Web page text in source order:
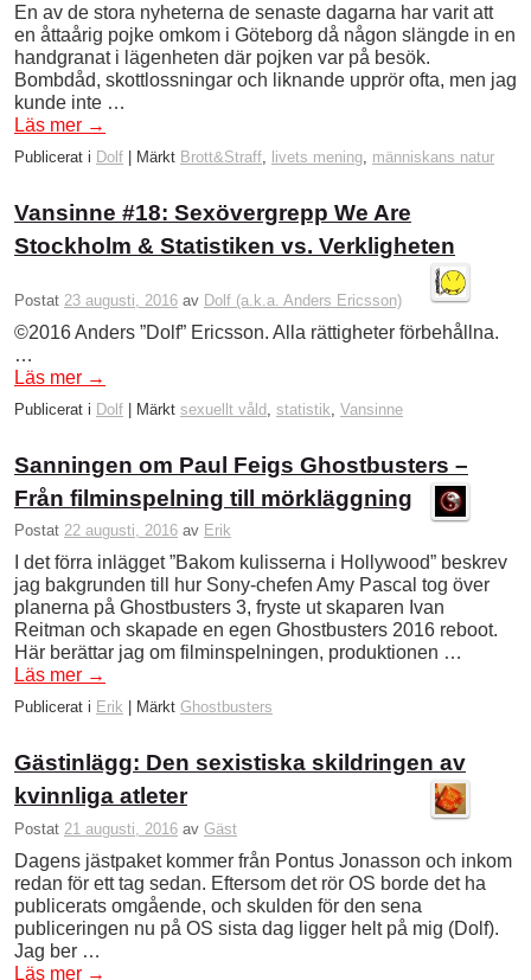
En av de stora nyheterna de senaste dagarna har varit att
en åttaårig pojke omkom i Göteborg då någon slängde in en
handgranat i lägenheten där pojken var på besök.
Bombdåd, skottlossningar och liknande upprör ofta, men jag
kunde inte …
Läs mer →
Publicerat i Dolf | Märkt Brott&Straff livets mening människans natur
Vansinne #18: Sexövergrepp We Are
Stockholm & Statistiken vs. Verkligheten
Postat 23 augusti, 2016 av Dolf (a.k.a. Anders Ericsson)
©2016 Anders ”Dolf” Ericsson. Alla rättigheter förbehållna.
…
Läs mer →
Publicerat i Dolf | Märkt sexuellt våld statistik Vansinne
Sanningen om Paul Feigs Ghostbusters –
Från filminspelning till mörkläggning
Postat 22 augusti, 2016 av Erik
I det förra inlägget ”Bakom kulisserna i Hollywood” beskrev
jag bakgrunden till hur Sony-chefen Amy Pascal tog över
planerna på Ghostbusters 3, fryste ut skaparen Ivan
Reitman och skapade en egen Ghostbusters 2016 reboot.
Här berättar jag om filminspelningen, produktionen …
Läs mer →
Publicerat i Erik Märkt Ghostbusters
Gästinlägg: Den sexistiska skildringen av
kvinnliga atleter
Postat 21 augusti, 2016 av Gäst
Dagens jästpaket kommer från Pontus Jonasson och inkom
redan för ett tag sedan. Eftersom det rör OS borde det ha
publicerats omgående, och skulden för den sena
publiceringen nu på OS sista dag ligger helt på mig (Dolf).
Jag ber …
Läs mer →